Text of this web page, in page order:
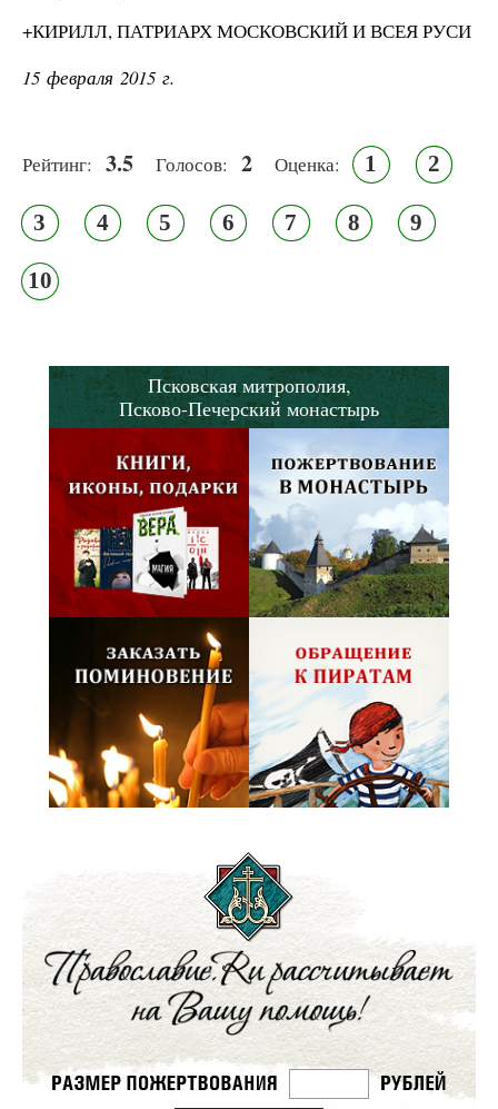
+КИРИЛЛ, ПАТРИАРХ МОСКОВСКИЙ И ВСЕЯ РУСИ
15 февраля 2015 г.
Рейтинг: 3.5 Голосов: 2 Оценка: 1 2
3 4 5 6 7 8 9
10
Псковская митрополия,
Псково-Печерский монастырь